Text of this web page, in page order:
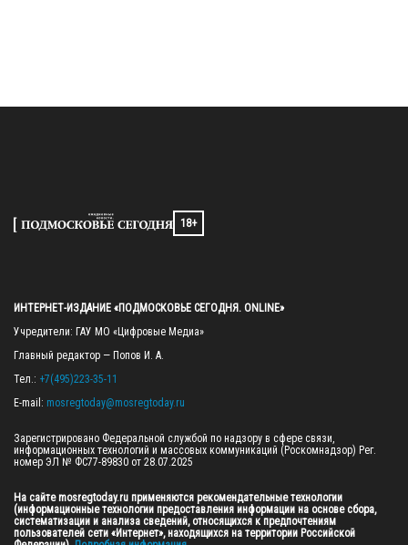
18+
ИНТЕРНЕТ-ИЗДАНИЕ «ПОДМОСКОВЬЕ СЕГОДНЯ. ONLINE»
Учредители: ГАУ МО «Цифровые Медиа»
Главный редактор — Попов И. А.
Тел.: +7(495)223-35-11
E-mail: mosregtoday@mosregtoday.ru
Зарегистрировано Федеральной службой по надзору в сфере связи,
информационных технологий и массовых коммуникаций (Роскомнадзор) Рег.
номер ЭЛ № ФС77-89830 от 28.07.2025
На сайте mosregtoday.ru применяются рекомендательные технологии
(информационные технологии предоставления информации на основе сбора,
систематизации и анализа сведений, относящихся к предпочтениям
пользователей сети «Интернет», находящихся на территории Российской